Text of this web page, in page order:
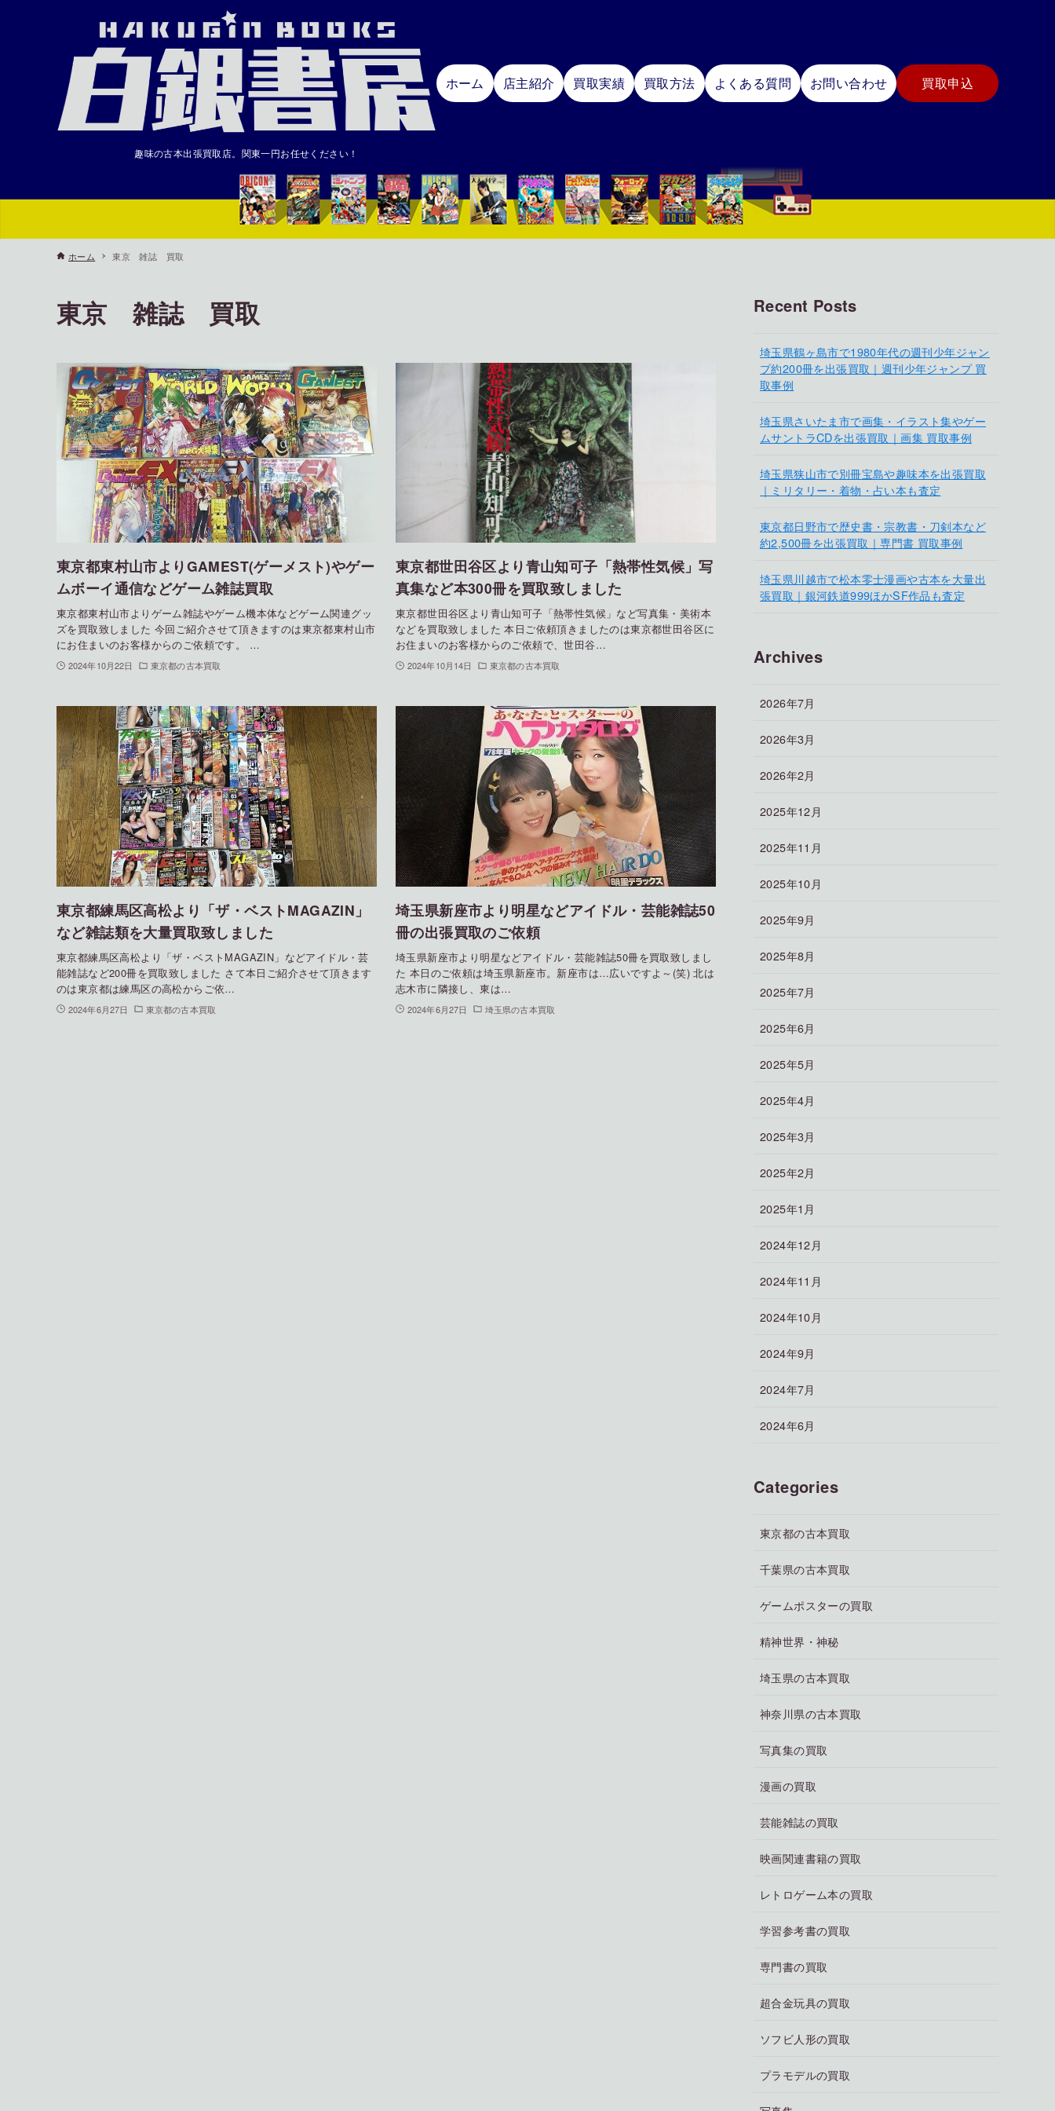
趣味の古本出張買取店。関東一円お任せください！
ホーム 店主紹介 買取実績 買取方法 よくある質問 お問い合わせ 買取申込
ホーム 東京 雑誌 買取
東京 雑誌 買取
東京都東村山市よりGAMEST(ゲーメスト)やゲー
ムボーイ通信などゲーム雑誌買取
東京都東村山市よりゲーム雑誌やゲーム機本体などゲーム関連グッ
ズを買取致しました 今回ご紹介させて頂きますのは東京都東村山市
にお住まいのお客様からのご依頼です。 …
2024年10月22日 東京都の古本買取
東京都世田谷区より青山知可子「熱帯性気候」写
真集など本300冊を買取致しました
東京都世田谷区より青山知可子「熱帯性気候」など写真集・美術本
などを買取致しました 本日ご依頼頂きましたのは東京都世田谷区に
お住まいのお客様からのご依頼で、世田谷…
2024年10月14日 東京都の古本買取
東京都練馬区高松より「ザ・ベストMAGAZIN」
など雑誌類を大量買取致しました
東京都練馬区高松より「ザ・ベストMAGAZIN」などアイドル・芸
能雑誌など200冊を買取致しました さて本日ご紹介させて頂きます
のは東京都は練馬区の高松からご依…
2024年6月27日 東京都の古本買取
埼玉県新座市より明星などアイドル・芸能雑誌50
冊の出張買取のご依頼
埼玉県新座市より明星などアイドル・芸能雑誌50冊を買取致しまし
た 本日のご依頼は埼玉県新座市。新座市は…広いですよ～(笑) 北は
志木市に隣接し、東は…
2024年6月27日 埼玉県の古本買取
Recent Posts
埼玉県鶴ヶ島市で1980年代の週刊少年ジャン
プ約200冊を出張買取｜週刊少年ジャンプ 買
取事例
埼玉県さいたま市で画集・イラスト集やゲー
ムサントラCDを出張買取｜画集 買取事例
埼玉県狭山市で別冊宝島や趣味本を出張買取
｜ミリタリー・着物・占い本も査定
東京都日野市で歴史書・宗教書・刀剣本など
約2,500冊を出張買取｜専門書 買取事例
埼玉県川越市で松本零士漫画や古本を大量出
張買取｜銀河鉄道999ほかSF作品も査定
Archives
2026年7月
2026年3月
2026年2月
2025年12月
2025年11月
2025年10月
2025年9月
2025年8月
2025年7月
2025年6月
2025年5月
2025年4月
2025年3月
2025年2月
2025年1月
2024年12月
2024年11月
2024年10月
2024年9月
2024年7月
2024年6月
Categories
東京都の古本買取
千葉県の古本買取
ゲームポスターの買取
精神世界・神秘
埼玉県の古本買取
神奈川県の古本買取
写真集の買取
漫画の買取
芸能雑誌の買取
映画関連書籍の買取
レトロゲーム本の買取
学習参考書の買取
専門書の買取
超合金玩具の買取
ソフビ人形の買取
プラモデルの買取